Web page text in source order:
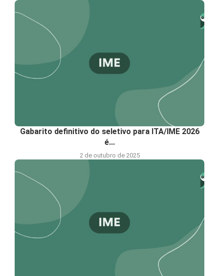
Gabarito definitivo do seletivo para ITA/IME 2026
é...
2 de outubro de 2025